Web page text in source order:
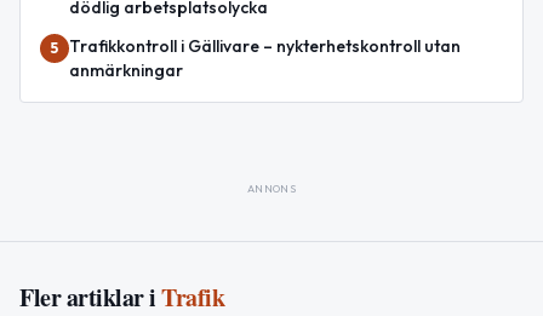
dödlig arbetsplatsolycka
5
Trafikkontroll i Gällivare – nykterhetskontroll utan
anmärkningar
ANNONS
Fler artiklar iTrafik